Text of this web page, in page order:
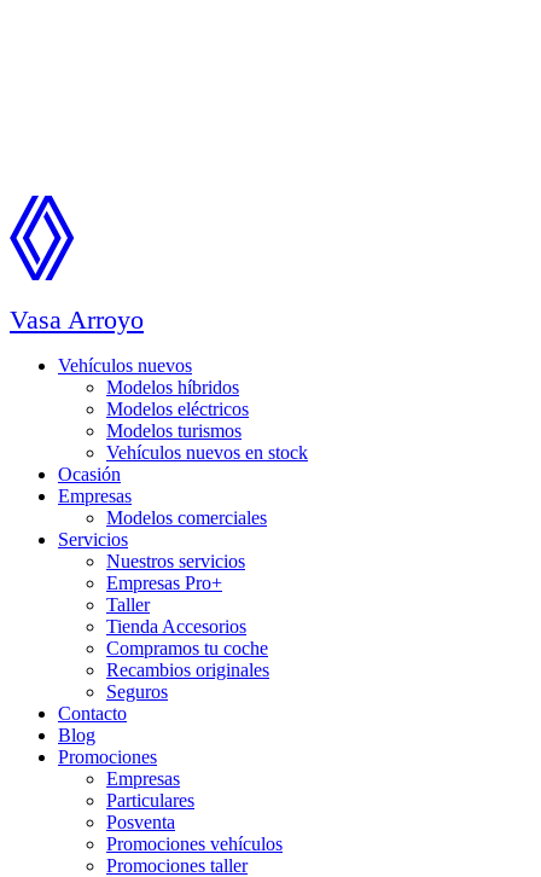
Vasa Arroyo
Vehículos nuevos
Modelos híbridos
Modelos eléctricos
Modelos turismos
Vehículos nuevos en stock
Ocasión
Empresas
Modelos comerciales
Servicios
Nuestros servicios
Empresas Pro+
Taller
Tienda Accesorios
Compramos tu coche
Recambios originales
Seguros
Contacto
Blog
Promociones
Empresas
Particulares
Posventa
Promociones vehículos
Promociones taller